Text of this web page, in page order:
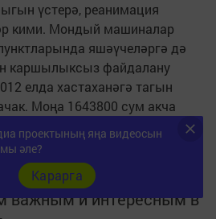
үстерә, реанимация
кими. Мондый машиналар
яшәүчеләргә дә
каршылыксыз файдалану
елда хастаханәгә тагын
Моңа 1643800 сум акча
важным и интересным в
проектының яңа видеосын
әле?
Карарга